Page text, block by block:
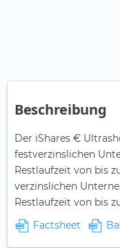
Beschreibung
Der iShares €
festverzinslichen
Restlaufzeit von bis
verzinslichen
Restlaufzeit von bis
Factsheet